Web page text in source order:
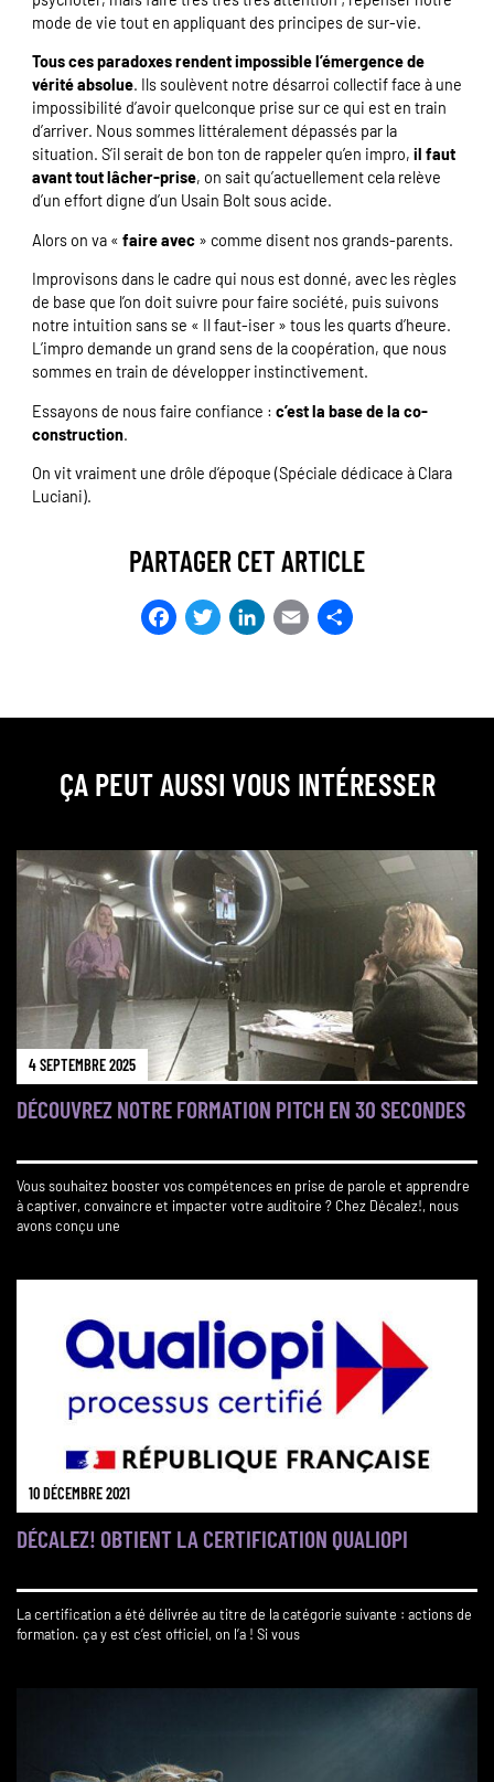
mode de vie tout en appliquant des principes de sur-vie.
Tous ces paradoxes rendent impossible l’émergence de
vérité absolue. Ils soulèvent notre désarroi collectif face à une
impossibilité d’avoir quelconque prise sur ce qui est en train
d’arriver. Nous sommes littéralement dépassés par la
situation. S’il serait de bon ton de rappeler qu’en impro, il faut
avant tout lâcher-prise, on sait qu’actuellement cela relève
d’un effort digne d’un Usain Bolt sous acide.
Alors on va « faire avec» comme disent nos grands-parents.
Improvisons dans le cadre qui nous est donné, avec les règles
de base que l’on doit suivre pour faire société, puis suivons
notre intuition sans se « Il faut-iser » tous les quarts d’heure.
L’impro demande un grand sens de la coopération, que nous
sommes en train de développer instinctivement.
Essayons de nous faire confiance : c’est la base de la co-
construction.
On vit vraiment une drôle d’époque (Spéciale dédicace à Clara
Luciani).
PARTAGER CET ARTICLE
Facebook
Twitter
LinkedIn
Email
ÇA PEUT AUSSI VOUS INTÉRESSER
4 SEPTEMBRE 2025
DÉCOUVREZ NOTRE FORMATION PITCH EN 30 SECONDES
Vous souhaitez booster vos compétences en prise de parole et apprendre
à captiver, convaincre et impacter votre auditoire ? Chez Décalez!, nous
avons conçu une
10 DÉCEMBRE 2021
DÉCALEZ! OBTIENT LA CERTIFICATION QUALIOPI
La certification a été délivrée au titre de la catégorie suivante : actions de
formation. ça y est c’est officiel, on l’a ! Si vous